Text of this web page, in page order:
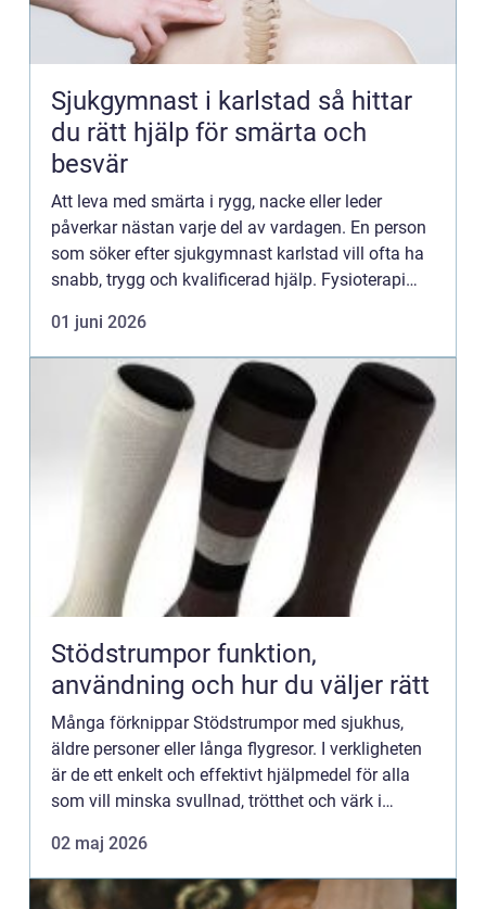
Sjukgymnast i karlstad så hittar
du rätt hjälp för smärta och
besvär
Att leva med smärta i rygg, nacke eller leder
påverkar nästan varje del av vardagen. En person
som söker efter sjukgymnast karlstad vill ofta ha
snabb, trygg och kvalificerad hjälp. Fysioterapi
kroppen rör ...
01 juni 2026
Stödstrumpor funktion,
användning och hur du väljer rätt
Många förknippar Stödstrumpor med sjukhus,
äldre personer eller långa flygresor. I verkligheten
är de ett enkelt och effektivt hjälpmedel för alla
som vill minska svullnad, trötthet och värk i
underben kan...
02 maj 2026